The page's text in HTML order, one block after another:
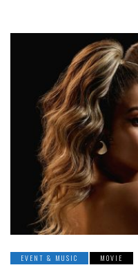
EVENT & MUSIC MOVIE